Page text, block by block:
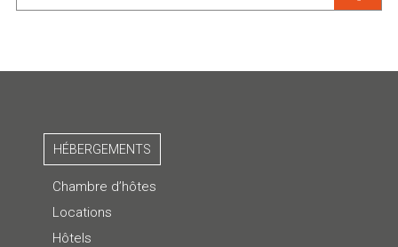
HÉBERGEMENTS
Chambre d’hôtes
Locations
Hôtels